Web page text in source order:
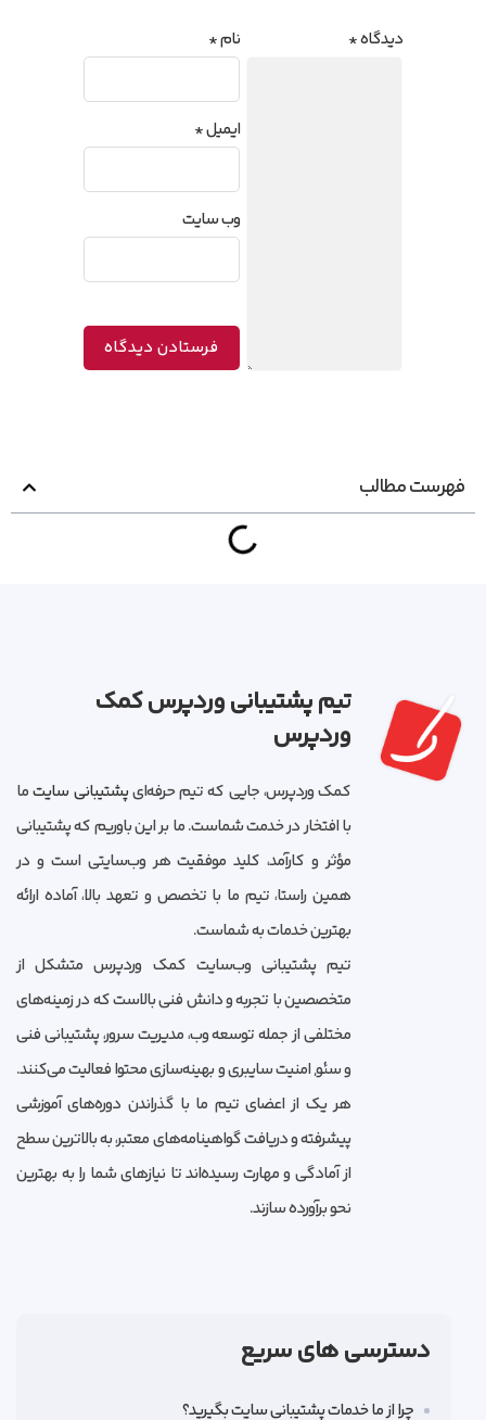
دیدگاه* نام*
ایمیل*
وب‌ سایت
فهرست مطالب
تیم پشتیبانی وردپرس کمک
وردپرس
کمک وردپرس، جایی که تیم حرفه‌ایپشتیبانی سایتما
با افتخار در خدمت شماست. ما بر این باوریم که پشتیبانی
مؤثر و کارآمد، کلید موفقیت هر وب‌سایتی است و در
همین راستا، تیم ما با تخصص و تعهد بالا، آماده ارائه
بهترین خدمات به شماست.
تیم پشتیبانی وب‌سایت کمک وردپرس متشکل از
متخصصین با تجربه و دانش فنی بالاست که در زمینه‌های
مختلفی از جمله توسعه وب، مدیریت سرور، پشتیبانی فنی
و سئو, امنیت سایبری و بهینه‌سازی محتوا فعالیت می‌کنند.
هر یک از اعضای تیم ما با گذراندن دوره‌های آموزشی
پیشرفته و دریافت گواهینامه‌های معتبر، به بالاترین سطح
از آمادگی و مهارت رسیده‌اند تا نیازهای شما را به بهترین
نحو برآورده سازند.
دسترسی های سریع
چرا از ما خدمات پشتیبانی سایت بگیرید؟